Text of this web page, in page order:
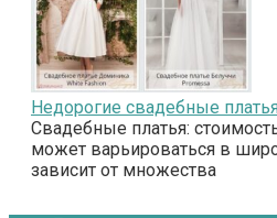
Недорогие свадебные
Свадебные платья:
может варьироваться в
зависит от множества